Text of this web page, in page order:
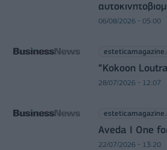
06/08/2026 - 05:00
“Kokoon
28/07/2026 - 12:07
Aveda I One
22/07/2026 - 13:20